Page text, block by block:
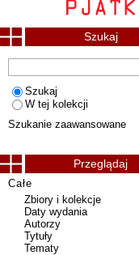
Szukaj
Szukaj
W tej kolekcji
Szukanie zaawansowane
Przeglądaj
Całe
Zbiory i kolekcje
Daty wydania
Autorzy
Tytuły
Tematy